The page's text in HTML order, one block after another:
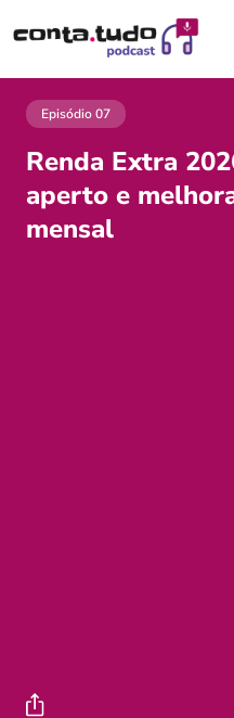
Episódio 07
Renda Extra
aperto e
mensal